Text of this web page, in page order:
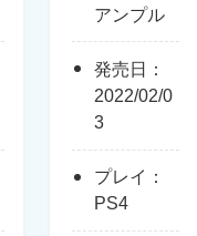
アンプル
発売日：
2022/02/0
3
プレイ：
PS4